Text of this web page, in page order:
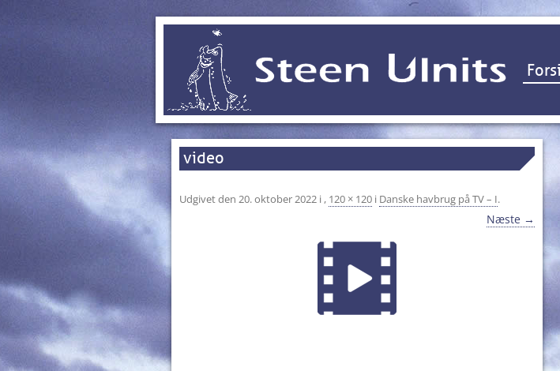
video
Udgivet den 20. oktober 2022 i , 120 × 120 i Danske havbrug på TV – I.
Næste →